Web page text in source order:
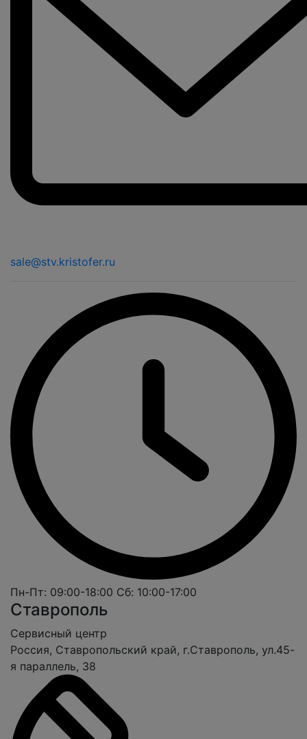
sale@stv.kristofer.ru
Пн-Пт: 09:00-18:00 Сб: 10:00-17:00
Ставрополь
Cервисный центр
Россия, Ставропольский край, г.Ставрополь, ул.45-
я параллель, 38